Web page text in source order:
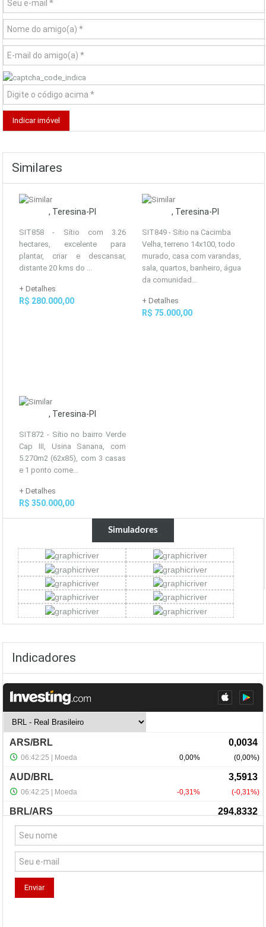
Similares
, Teresina-PI
SIT858 - Sítio com 3.26
hectares, excelente para
plantar, criar e descansar,
distante 20 kms do ...
+ Detalhes
R$ 280.000,00
, Teresina-PI
SIT849 - Sítio na Cacimba
Velha, terreno 14x100, todo
murado, casa com varandas,
sala, quartos, banheiro, água
da comunidad...
+ Detalhes
R$ 75.000,00
, Teresina-PI
SIT872 - Sítio no bairro Verde
Cap III, Usina Sanana, com
5.270m2 (62x85), com 3 casas
e 1 ponto come...
+ Detalhes
R$ 350.000,00
Simuladores
Indicadores
NewsLetter